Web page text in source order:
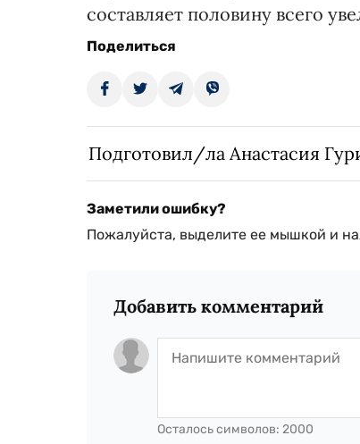
составляет половину всего
Поделиться
Подготовил/ла Анастасия
Заметили ошибку?
Пожалуйста, выделите ее мышкой и
Добавить комментарий
Осталось символов: 2000